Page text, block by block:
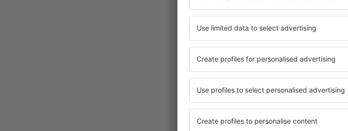
Scaunele sunt extrem de
sunt disponibile la cerere și
mesele de la clasa economic
La aeroport, pasagerii de la
departe de agitația de pe
de la Clasa Întâi, astfel încât
aceștia.
Dacă aveți întrebări, vă rugăm
fi tratată cu prioritate și vom